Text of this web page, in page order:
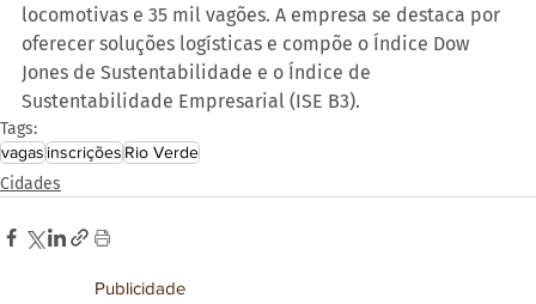
locomotivas e 35 mil vagões. A empresa se destaca por
oferecer soluções logísticas e compõe o Índice Dow
Jones de Sustentabilidade e o Índice de
Sustentabilidade Empresarial (ISE B3).
Tags:
vagas inscrições Rio Verde
Cidades
Publicidade